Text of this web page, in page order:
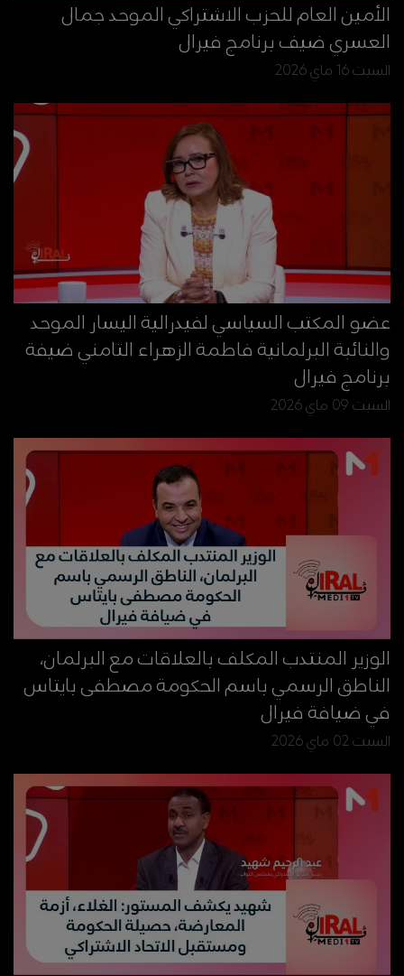
الأمين العام للحزب الاشتراكي الموحد جمال
العسري ضيف برنامج فيرال
السبت 16 ماي 2026
عضو المكتب السياسي لفيدرالية اليسار الموحد
والنائبة البرلمانية فاطمة الزهراء التامني ضيفة
برنامج فيرال
السبت 09 ماي 2026
الوزير المنتدب المكلف بالعلاقات مع البرلمان،
الناطق الرسمي باسم الحكومة مصطفى بايتاس
في ضيافة فيرال
السبت 02 ماي 2026